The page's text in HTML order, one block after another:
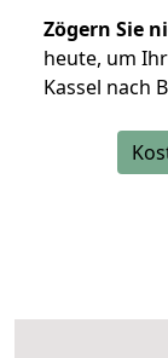
Zögern Sie
heute, um
Kassel nach